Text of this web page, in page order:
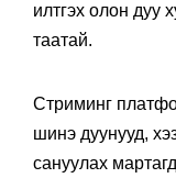
илтгэх олон дуу
таатай.
Стриминг
шинэ дуунууд,
сануулах